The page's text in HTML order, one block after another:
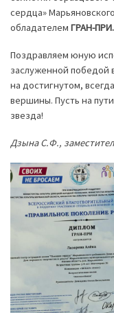
сердца»
обладателем ГРАН-ПРИ.
Поздравляем юную
заслуженной победой
на достигнутом,
вершины. Пусть на пути
звезда!
Дзына С.Ф.,